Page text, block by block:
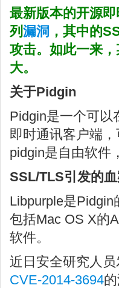
最新版本的开源
列 漏洞 ，其中的
攻击。如此一来
大。
关于Pidgin
Pidgin是一个可以
即时通讯客户端
pidgin是自由软件
SSL/TLS引发的
Libpurple是
包括Mac OS X的
软件。
近日安全研究人
CVE-2014-3694